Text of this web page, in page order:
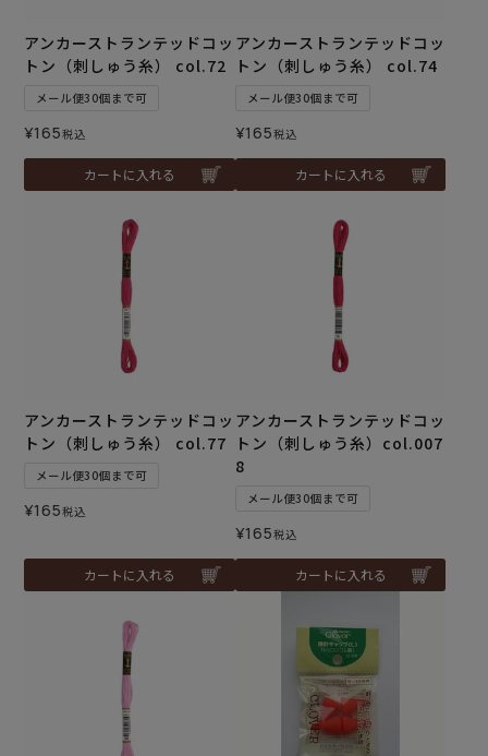
アンカーストランテッドコッ
トン（刺しゅう糸） col.72
メール便30個まで可
¥165税込
カートに入れる
アンカーストランテッドコッ
トン（刺しゅう糸） col.74
メール便30個まで可
¥165税込
カートに入れる
アンカーストランテッドコッ
トン（刺しゅう糸） col.77
メール便30個まで可
¥165税込
カートに入れる
アンカーストランテッドコッ
トン（刺しゅう糸）col.007
8
メール便30個まで可
¥165税込
カートに入れる